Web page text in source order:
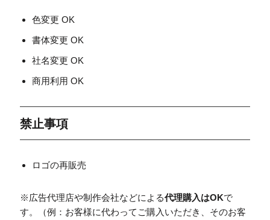
色変更 OK
書体変更 OK
社名変更 OK
商用利用 OK
禁止事項
ロゴの再販売
※広告代理店や制作会社などによる代理購入はOKで
す。（例：お客様に代わってご購入いただき、そのお客